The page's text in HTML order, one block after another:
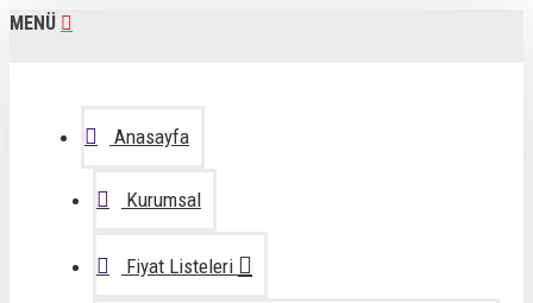
MENÜ
Anasayfa
Kurumsal
Fiyat Listeleri